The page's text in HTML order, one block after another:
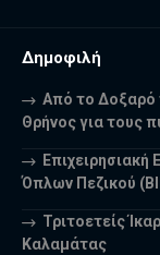
Δημοφιλή
Από το Δοξαρό
Θρήνος για τους
Όπλων Πεζικού
Τριτοετείς
Καλαμάτας